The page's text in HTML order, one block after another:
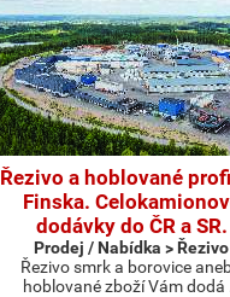
Řezivo a hoblované
Finska.
dodávky do ČR a SR.
Prodej / Nabídka > Řezivo
Řezivo smrk a borovice
hoblované zboží Vám dodá